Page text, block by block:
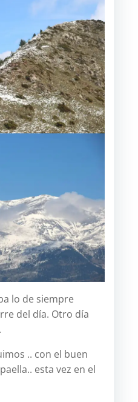
lo de siempre
del día. Otro día
.. con el buen
esta vez en el